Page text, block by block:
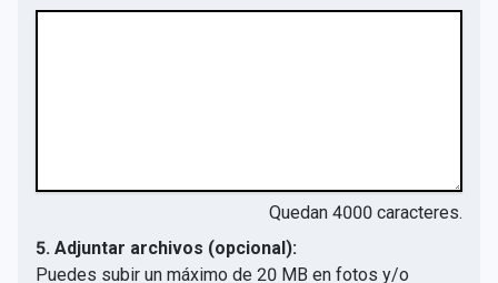
Quedan 4000 caracteres.
5. Adjuntar archivos (opcional):
Puedes subir un máximo de 20 MB en fotos y/o